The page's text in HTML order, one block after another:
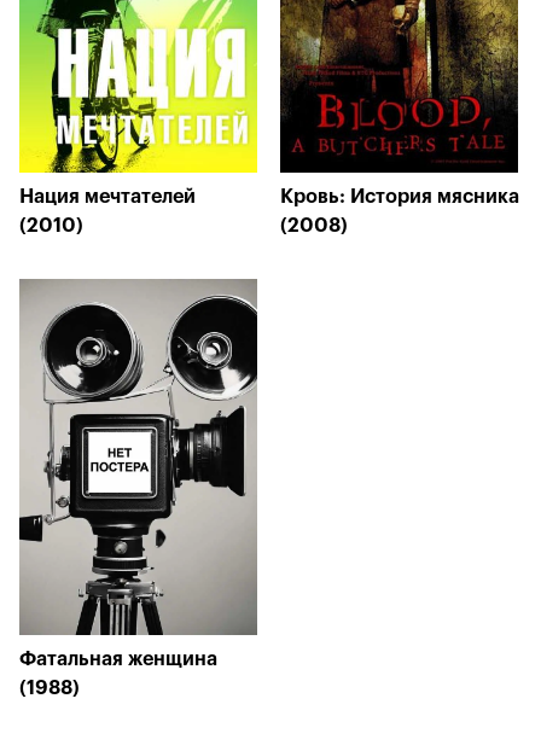
Нация мечтателей
(2010)
Кровь: История мясника
(2008)
Фатальная женщина
(1988)